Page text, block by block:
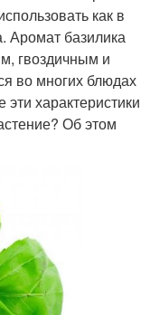
как в
Аромат базилика
гвоздичным и
во многих блюдах
характеристики
Об этом